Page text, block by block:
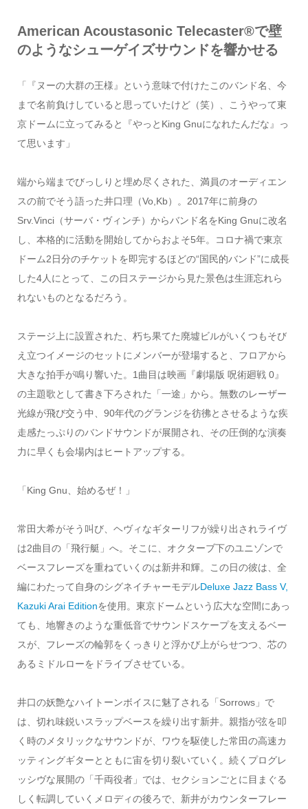
American Acoustasonic Telecaster®︎で壁
のようなシューゲイズサウンドを響かせる
「『ヌーの大群の王様』という意味で付けたこのバンド名、今
まで名前負けしていると思っていたけど（笑）、こうやって東
京ドームに立ってみると『やっとKing Gnuになれたんだな』っ
て思います」
端から端までびっしりと埋め尽くされた、満員のオーディエン
スの前でそう語った井口理（Vo,Kb）。2017年に前身の
Srv.Vinci（サーバ・ヴィンチ）からバンド名をKing Gnuに改名
し、本格的に活動を開始してからおよそ5年。コロナ禍で東京
ドーム2日分のチケットを即完するほどの“国民的バンド”に成長
した4人にとって、この日ステージから見た景色は生涯忘れら
れないものとなるだろう。
ステージ上に設置された、朽ち果てた廃墟ビルがいくつもそび
え立つイメージのセットにメンバーが登場すると、フロアから
大きな拍手が鳴り響いた。1曲目は映画『劇場版 呪術廻戦 0』
の主題歌として書き下ろされた「一途」から。無数のレーザー
光線が飛び交う中、90年代のグランジを彷彿とさせるような疾
走感たっぷりのバンドサウンドが展開され、その圧倒的な演奏
力に早くも会場内はヒートアップする。
「King Gnu、始めるぜ！」
常田大希がそう叫び、ヘヴィなギターリフが繰り出されライヴ
は2曲目の「飛行艇」へ。そこに、オクターブ下のユニゾンで
ベースフレーズを重ねていくのは新井和輝。この日の彼は、全
編にわたって自身のシグネイチャーモデルDeluxe Jazz Bass V,
Kazuki Arai Editionを使用。東京ドームという広大な空間にあっ
ても、地響きのような重低音でサウンドスケープを支えるベー
スが、フレーズの輪郭をくっきりと浮かび上がらせつつ、芯の
あるミドルローをドライブさせている。
井口の妖艶なハイトーンボイスに魅了される「Sorrows」で
は、切れ味鋭いスラップベースを繰り出す新井。親指が弦を叩
く時のメタリックなサウンドが、ワウを駆使した常田の高速カ
ッティングギターとともに宙を切り裂いていく。続くプログレ
ッシヴな展開の「千両役者」では、セクションごとに目まぐる
しく転調していくメロディの後ろで、新井がカウンターフレー